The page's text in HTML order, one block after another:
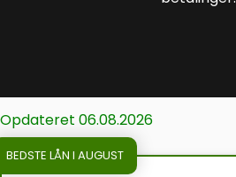
Opdateret 06.08.2026
BEDSTE LÅN I AUGUST